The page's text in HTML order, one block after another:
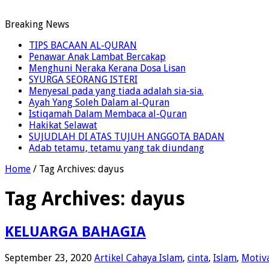
Breaking News
TIPS BACAAN AL-QURAN
Penawar Anak Lambat Bercakap
Menghuni Neraka Kerana Dosa Lisan
SYURGA SEORANG ISTERI
Menyesal pada yang tiada adalah sia-sia.
Ayah Yang Soleh Dalam al-Quran
Istiqamah Dalam Membaca al-Quran
Hakikat Selawat
SUJUDLAH DI ATAS TUJUH ANGGOTA BADAN
Adab tetamu, tetamu yang tak diundang
Home / Tag Archives: dayus
Tag Archives: dayus
KELUARGA BAHAGIA
September 23, 2020 Artikel Cahaya Islam, cinta, Islam,